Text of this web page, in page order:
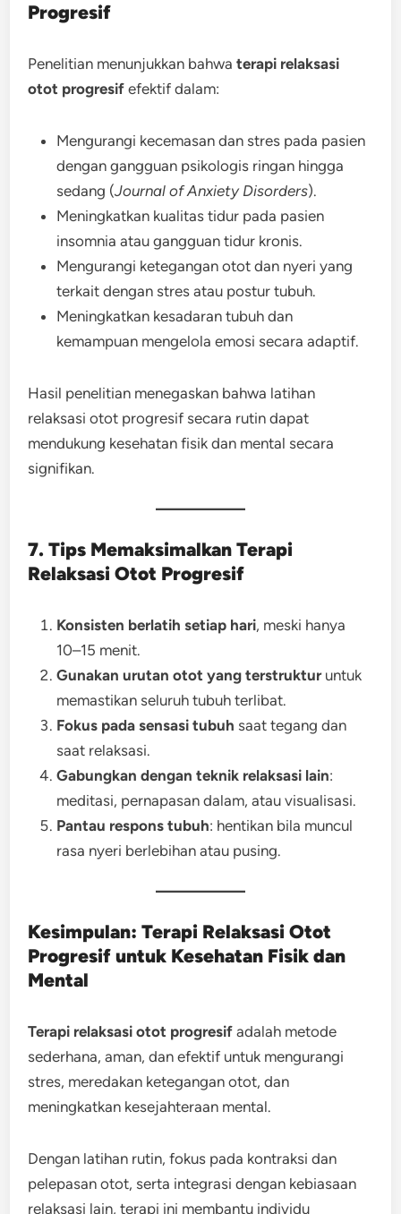
Progresif
Penelitian menunjukkan bahwaterapi relaksasi
otot progresif efektif dalam:
Mengurangi kecemasan dan stres pada pasien
dengan gangguan psikologis ringan hingga
sedang (Journal of Anxiety Disorders).
Meningkatkan kualitas tidur pada pasien
insomnia atau gangguan tidur kronis.
Mengurangi ketegangan otot dan nyeri yang
terkait dengan stres atau postur tubuh.
Meningkatkan kesadaran tubuh dan
kemampuan mengelola emosi secara adaptif.
Hasil penelitian menegaskan bahwa latihan
relaksasi otot progresif secara rutin dapat
mendukung kesehatan fisik dan mental secara
signifikan.
7. Tips Memaksimalkan Terapi
Relaksasi Otot Progresif
Konsisten berlatih setiap hari, meski hanya
10–15 menit.
Gunakan urutan otot yang terstrukturuntuk
memastikan seluruh tubuh terlibat.
Fokus pada sensasi tubuh saat tegang dan
saat relaksasi.
Gabungkan dengan teknik relaksasi lain:
meditasi, pernapasan dalam, atau visualisasi.
Pantau respons tubuh: hentikan bila muncul
rasa nyeri berlebihan atau pusing.
Kesimpulan: Terapi Relaksasi Otot
Progresif untuk Kesehatan Fisik dan
Mental
Terapi relaksasi otot progresif adalah metode
sederhana, aman, dan efektif untuk mengurangi
stres, meredakan ketegangan otot, dan
meningkatkan kesejahteraan mental.
Dengan latihan rutin, fokus pada kontraksi dan
pelepasan otot, serta integrasi dengan kebiasaan
relaksasi lain, terapi ini membantu individu